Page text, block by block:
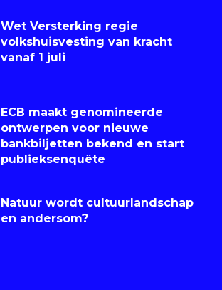
Wet Versterking regie
volkshuisvesting van kracht
vanaf 1 juli
ECB maakt genomineerde
ontwerpen voor nieuwe
bankbiljetten bekend en start
publieksenquête
Natuur wordt cultuurlandschap
en andersom?